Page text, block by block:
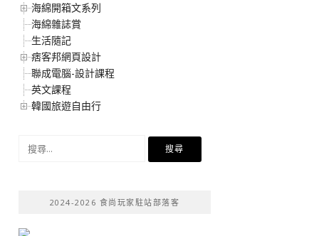
海綿開箱文系列
海綿雜誌賞
生活隨記
痞客邦網頁設計
聯成電腦-設計課程
英文課程
韓國旅遊自由行
2024-2026 食尚玩家駐站部落客